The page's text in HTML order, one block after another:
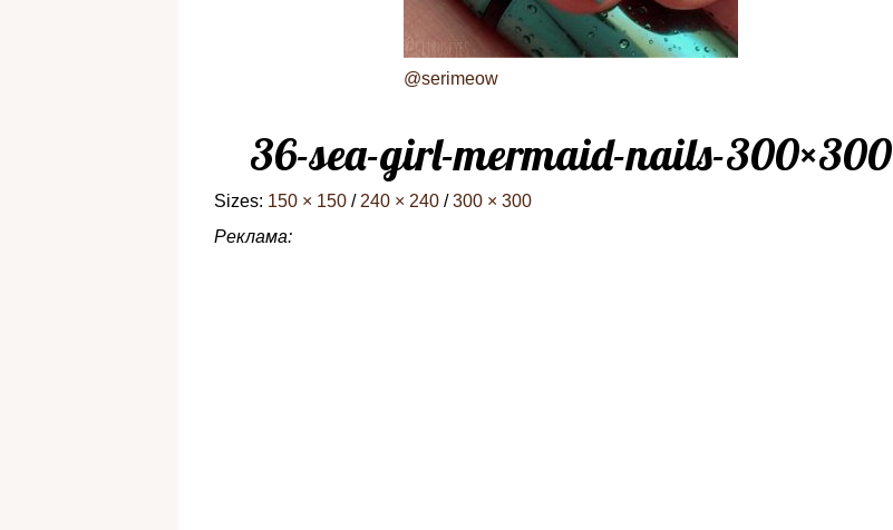
@serimeow
36-sea-girl-mermaid-nails-300×300
Sizes: 150 × 150 / 240 × 240 / 300 × 300
Реклама: